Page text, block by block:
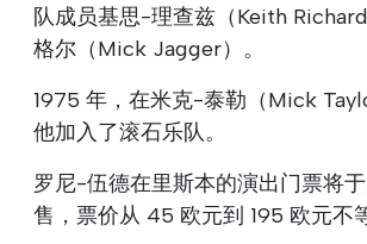
队成员基思-理查兹（Keith
格尔（Mick Jagger）。
1975 年，在米克-泰勒（Mick
他加入了滚石乐队。
罗尼-伍德在里斯本的演出门票将
售，票价从 45 欧元到 195 欧元不